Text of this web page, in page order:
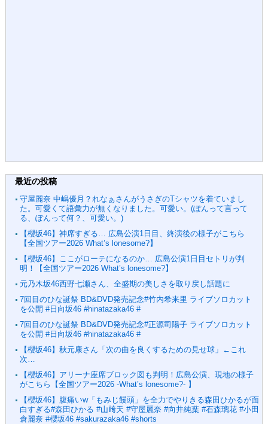
最近の投稿
守屋麗奈 中嶋優月？れなぁさんがうさぎのTシャツを着ていまし
た。可愛くて語彙力が無くなりました。可愛い。(ぽんって言って
る、ぽんって何？、可愛い。)⁡
【櫻坂46】神席すぎる… 広島公演1日目、終演後の様子がこちら
【全国ツアー2026 What’s lonesome?】
【櫻坂46】ここがローテになるのか… 広島公演1日目セトリが判
明！【全国ツアー2026 What’s lonesome?】
元乃木坂46西野七瀬さん、全盛期の美しさを取り戻し話題に
7回目のひな誕祭 BD&DVD発売記念#竹内希来里 ライブソロカット
を公開 #日向坂46 #hinatazaka46 #
7回目のひな誕祭 BD&DVD発売記念#正源司陽子 ライブソロカット
を公開 #日向坂46 #hinatazaka46 #
【櫻坂46】秋元康さん「次の曲を良くするための見せ球」←これ
次…
【櫻坂46】アリーナ座席ブロック図も判明！広島公演、現地の様子
がこちら【全国ツアー2026 -What’s lonesome?- 】
【櫻坂46】腹痛いw「もみじ饅頭」を全力でやりきる森田ひかるが面
白すぎる#森田ひかる #山﨑天 #守屋麗奈 #向井純葉 #石森璃花 #小田
倉麗奈 #櫻坂46 #sakurazaka46 #shorts